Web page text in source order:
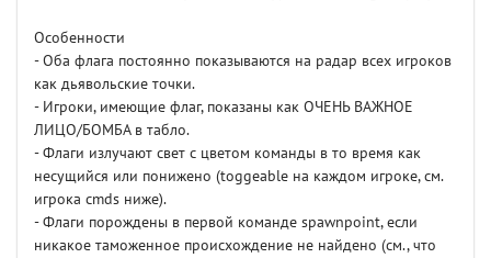
Особенности
- Оба флага постоянно показываются на радар всех игроков
как дьявольские точки.
- Игроки, имеющие флаг, показаны как ОЧЕНЬ ВАЖНОЕ
ЛИЦО/БОМБА в табло.
- Флаги излучают свет с цветом команды в то время как
несущийся или понижено (toggeable на каждом игроке, см.
игрока cmds ниже).
- Флаги порождены в первой команде spawnpoint, если
никакое таможенное происхождение не найдено (см., что